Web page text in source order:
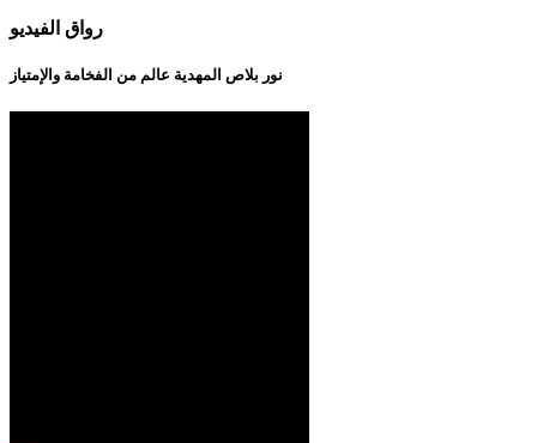
رواق الفيديو
نور بلاص المهدية عالم من الفخامة والإمتياز